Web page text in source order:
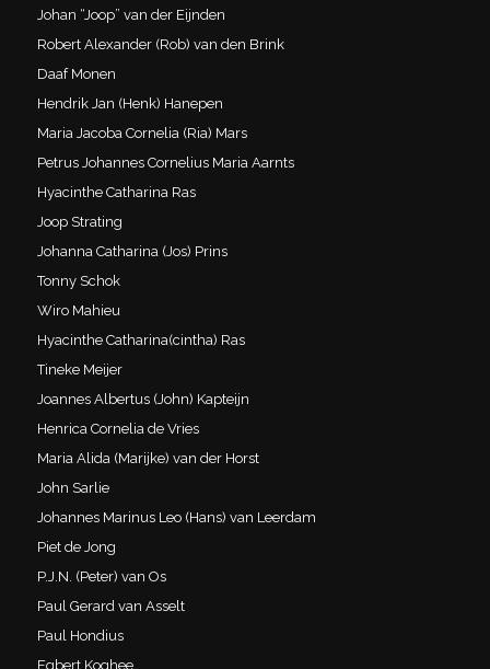
Johan “Joop” van der Eijnden
Robert Alexander (Rob) van den Brink
Daaf Monen
Hendrik Jan (Henk) Hanepen
Maria Jacoba Cornelia (Ria) Mars
Petrus Johannes Cornelius Maria Aarnts
Hyacinthe Catharina Ras
Joop Strating
Johanna Catharina (Jos) Prins
Tonny Schok
Wiro Mahieu
Hyacinthe Catharina(cintha) Ras
Tineke Meijer
Joannes Albertus (John) Kapteijn
Henrica Cornelia de Vries
Maria Alida (Marijke) van der Horst
John Sarlie
Johannes Marinus Leo (Hans) van Leerdam
Piet de Jong
P.J.N. (Peter) van Os
Paul Gerard van Asselt
Paul Hondius
Egbert Koghee